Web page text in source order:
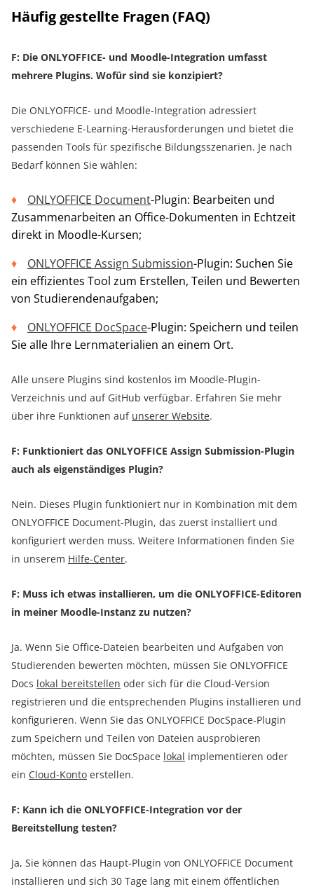
Häufig gestellte Fragen (FAQ)
F: Die ONLYOFFICE- und Moodle-Integration umfasst
mehrere Plugins. Wofür sind sie konzipiert?
Die ONLYOFFICE- und Moodle-Integration adressiert
verschiedene E-Learning-Herausforderungen und bietet die
passenden Tools für spezifische Bildungsszenarien. Je nach
Bedarf können Sie wählen:
ONLYOFFICE Document-Plugin: Bearbeiten und
Zusammenarbeiten an Office-Dokumenten in Echtzeit
direkt in Moodle-Kursen;
ONLYOFFICE Assign Submission-Plugin: Suchen Sie
ein effizientes Tool zum Erstellen, Teilen und Bewerten
von Studierendenaufgaben;
ONLYOFFICE DocSpace-Plugin: Speichern und teilen
Sie alle Ihre Lernmaterialien an einem Ort.
Alle unsere Plugins sind kostenlos im Moodle-Plugin-
Verzeichnis und auf GitHub verfügbar. Erfahren Sie mehr
über ihre Funktionen auf unserer Website.
F: Funktioniert das ONLYOFFICE Assign Submission-Plugin
auch als eigenständiges Plugin?
Nein. Dieses Plugin funktioniert nur in Kombination mit dem
ONLYOFFICE Document-Plugin, das zuerst installiert und
konfiguriert werden muss. Weitere Informationen finden Sie
in unserem Hilfe-Center.
F: Muss ich etwas installieren, um die ONLYOFFICE-Editoren
in meiner Moodle-Instanz zu nutzen?
Ja. Wenn Sie Office-Dateien bearbeiten und Aufgaben von
Studierenden bewerten möchten, müssen Sie ONLYOFFICE
Docs lokal bereitstellen oder sich für die Cloud-Version
registrieren und die entsprechenden Plugins installieren und
konfigurieren. Wenn Sie das ONLYOFFICE DocSpace-Plugin
zum Speichern und Teilen von Dateien ausprobieren
möchten, müssen Sie DocSpace lokal implementieren oder
ein Cloud-Konto erstellen.
F: Kann ich die ONLYOFFICE-Integration vor der
Bereitstellung testen?
Ja, Sie können das Haupt-Plugin von ONLYOFFICE Document
installieren und sich 30 Tage lang mit einem öffentlichen